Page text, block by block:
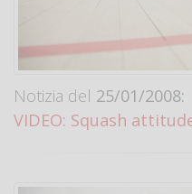
Notizia del 25/01/2008:
VIDEO: Squash